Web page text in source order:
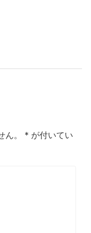
。 * が付いてい